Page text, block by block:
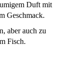
Duft mit
Geschmack.
aber auch zu
Fisch.